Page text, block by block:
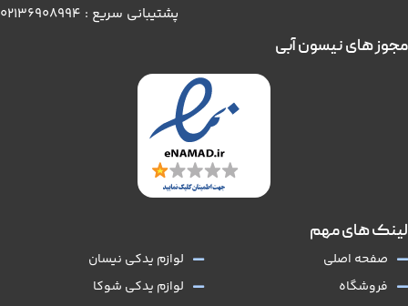
پشتیبانی سریع : 02136908994
لینک های مهم
صفحه اصلی
فروشگاه
لوازم یدکی نیسان
لوازم یدکی شوکا
مجوز های نیسون آبی